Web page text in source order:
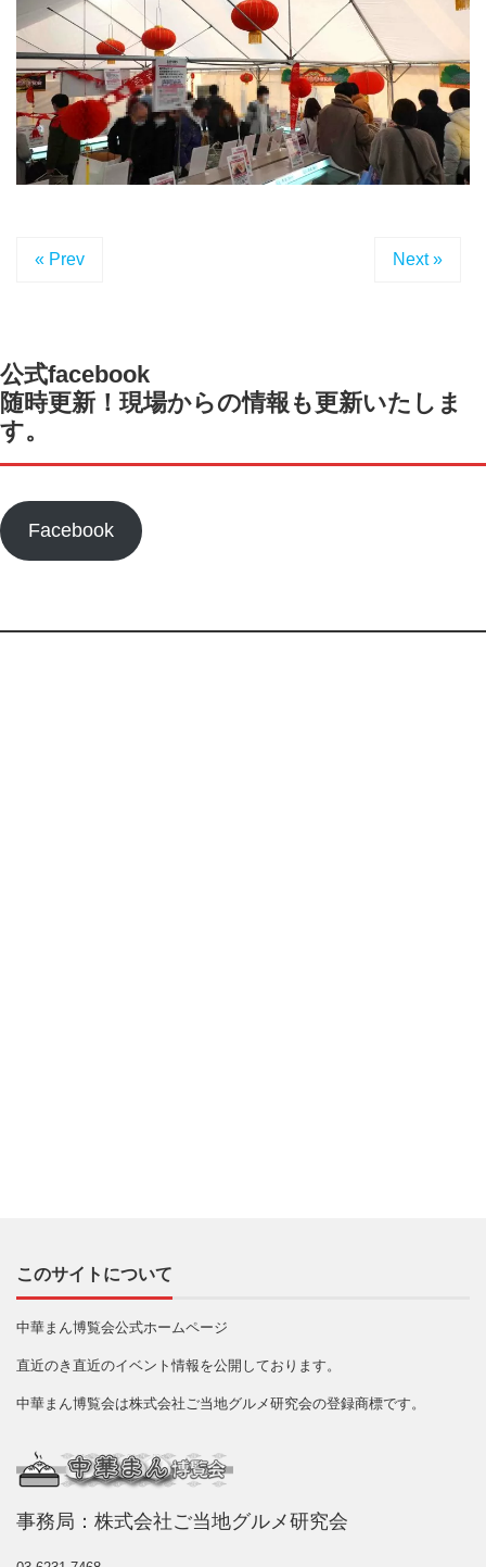
« Prev Next »
公式facebook
随時更新！現場からの情報も更新いたしま
す。
Facebook
このサイトについて
中華まん博覧会公式ホームページ
直近のき直近のイベント情報を公開しております。
中華まん博覧会は株式会社ご当地グルメ研究会の登録商標です。
事務局：株式会社ご当地グルメ研究会